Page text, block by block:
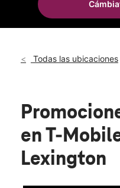
Sáb.:
10:00 a.m. a
466 Lexington Ave Ste
Todas las ubicaciones
en T-
Lexington